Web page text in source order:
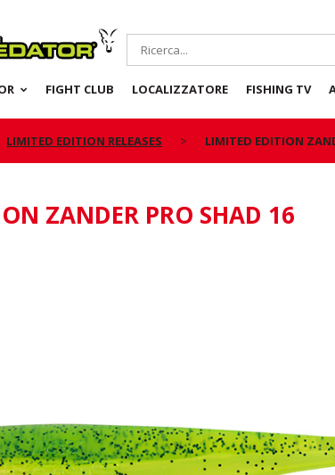
FIGHT CLUB LOCALIZZATORE FISHING TV
LIMITED EDITION RELEASES LIMITED EDITION
ZANDER PRO SHAD 16